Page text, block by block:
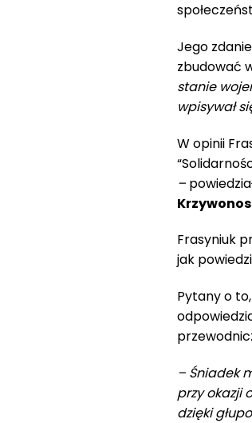
Jego
zbudować
stanie
wpisywał
W opinii
–
Frasyniuk
jak
Pytany o
– Śniadek
przy okazji
dzięki